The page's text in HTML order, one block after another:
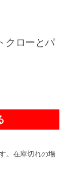
クローとパ
。在庫切れの場